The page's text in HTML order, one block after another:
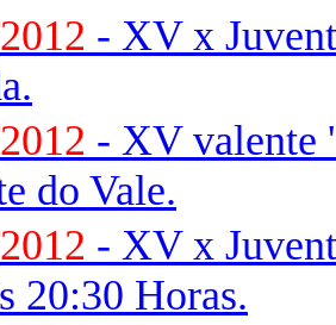
- XV x
- XV valente
do Vale.
- XV x
20:30 Horas.